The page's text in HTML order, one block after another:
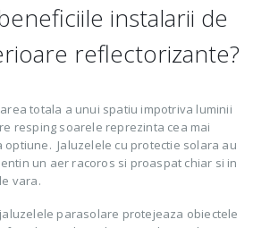
instalarii de
reflectorizante?
totala a unui spatiu impotriva luminii
resping soarele reprezinta cea mai
optiune. Jaluzelele cu protectie solara au
un aer racoros si proaspat chiar si in
vara.
parasolare protejeaza obiectele